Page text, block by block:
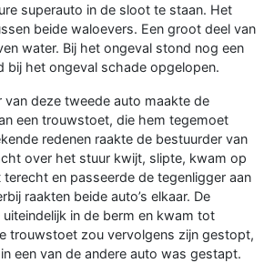
superauto in de sloot te staan. Het
beide waloevers. Een groot deel van
water. Bij het ongeval stond nog een
bij het ongeval schade opgelopen.
van deze tweede auto maakte de
een trouwstoet, die hem tegemoet
redenen raakte de bestuurder van
over het stuur kwijt, slipte, kwam op
en passeerde de tegenligger aan
raakten beide auto’s elkaar. De
in de berm en kwam tot
trouwstoet zou vervolgens zijn gestopt,
een van de andere auto was gestapt.